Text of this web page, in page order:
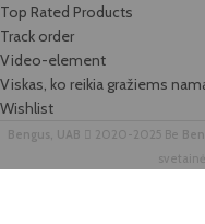
Top Rated Products
Track order
Video-element
Viskas, ko reikia gražiems
Wishlist
Bengus, UAB 2020-2025 Be